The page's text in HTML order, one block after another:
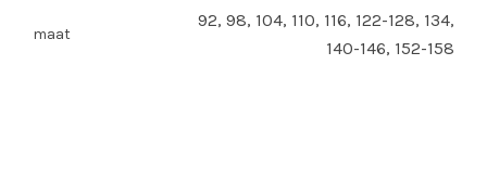
maat
92, 98, 104, 110, 116, 122-128, 134,
140-146, 152-158